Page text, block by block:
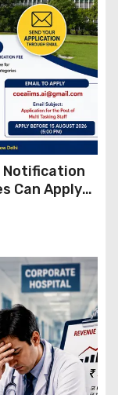
Notification
Can Apply